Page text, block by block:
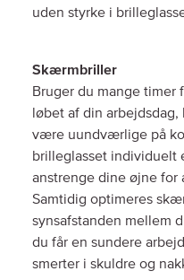
uden styrke i
Skærmbriller
Bruger du mange
løbet af din arbejdsdag,
være uundværlige på
brilleglasset individuelt
anstrenge dine øjne
Samtidig optimeres
synsafstanden mellem
du får en sundere
smerter i skuldre og